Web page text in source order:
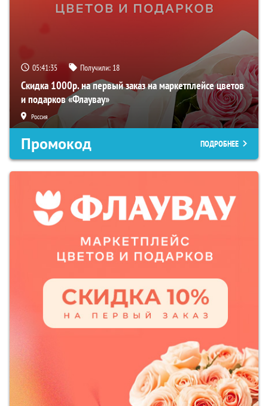
05:41:34 Получили: 18
Скидка 1000р. на первый заказ на маркетплейсе цветов
и подарков «Флаувау»
Россия
Промокод ПОДРОБНЕЕ